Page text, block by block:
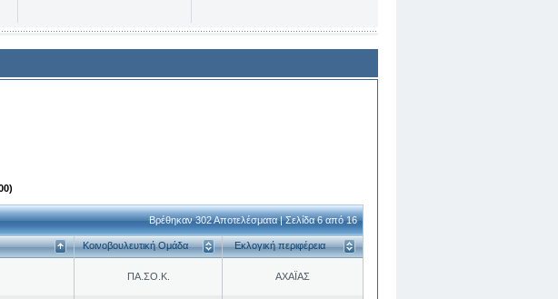
Βρέθηκαν 302 Αποτελέσματα | Σελίδα 6 από 16
Κοινοβουλευτική Ομάδα Εκλογική περιφέρεια
ΠΑ.ΣΟ.Κ. ΑΧΑΪΑΣ